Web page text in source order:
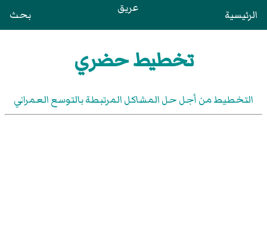
الرئيسية عريق بحث
تخطيط حضري
التخطيط من أجل حل المشاكل المرتبطة بالتوسع العمراني